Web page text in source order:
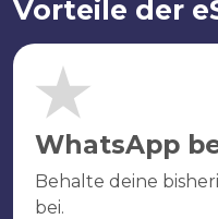
Vorteile der
WhatsApp
Behalte deine
bei.